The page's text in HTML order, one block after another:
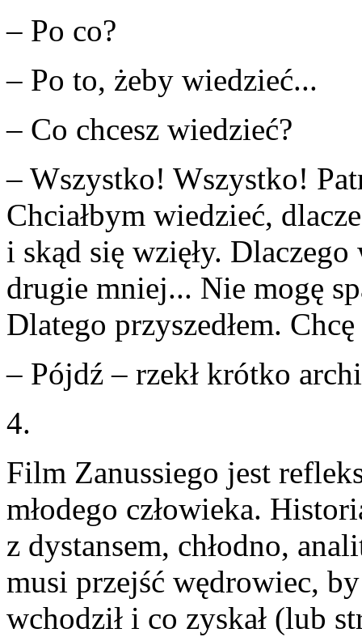
– Po co?
– Po to, żeby wiedzieć...
– Co chcesz wiedzieć?
– Wszystko! Wszystko!
Chciałbym wiedzieć,
i skąd się wzięły.
drugie mniej... Nie mogę
Dlatego przyszedłem.
– Pójdź – rzekł krótko
4.
Film Zanussiego jest
młodego człowieka.
z dystansem, chłodno,
musi przejść wędrowiec,
wchodził i co zyskał (lub